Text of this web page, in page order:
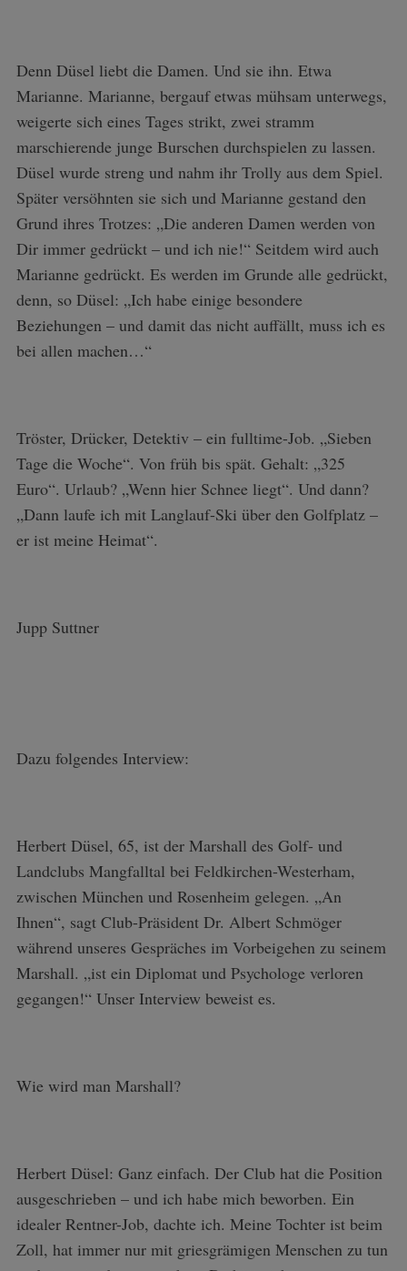
Denn Düsel liebt die Damen. Und sie ihn. Etwa
Marianne. Marianne, bergauf etwas mühsam unterwegs,
weigerte sich eines Tages strikt, zwei stramm
marschierende junge Burschen durchspielen zu lassen.
Düsel wurde streng und nahm ihr Trolly aus dem Spiel.
Später versöhnten sie sich und Marianne gestand den
Grund ihres Trotzes: „Die anderen Damen werden von
Dir immer gedrückt – und ich nie!“ Seitdem wird auch
Marianne gedrückt. Es werden im Grunde alle gedrückt,
denn, so Düsel: „Ich habe einige besondere
Beziehungen – und damit das nicht auffällt, muss ich es
bei allen machen…“
Tröster, Drücker, Detektiv – ein fulltime-Job. „Sieben
Tage die Woche“. Von früh bis spät. Gehalt: „325
Euro“. Urlaub? „Wenn hier Schnee liegt“. Und dann?
„Dann laufe ich mit Langlauf-Ski über den Golfplatz –
er ist meine Heimat“.
Jupp Suttner
Dazu folgendes Interview:
Herbert Düsel, 65, ist der Marshall des Golf- und
Landclubs Mangfalltal bei Feldkirchen-Westerham,
zwischen München und Rosenheim gelegen. „An
Ihnen“, sagt Club-Präsident Dr. Albert Schmöger
während unseres Gespräches im Vorbeigehen zu seinem
Marshall. „ist ein Diplomat und Psychologe verloren
gegangen!“ Unser Interview beweist es.
Wie wird man Marshall?
Herbert Düsel: Ganz einfach. Der Club hat die Position
ausgeschrieben – und ich habe mich beworben. Ein
idealer Rentner-Job, dachte ich. Meine Tochter ist beim
Zoll, hat immer nur mit griesgrämigen Menschen zu tun
S
e